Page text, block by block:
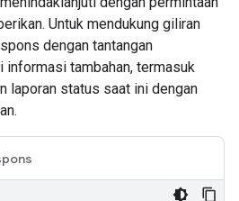
Untuk mendukung giliran
dengan tantangan
informasi tambahan, termasuk
laporan status saat ini dengan